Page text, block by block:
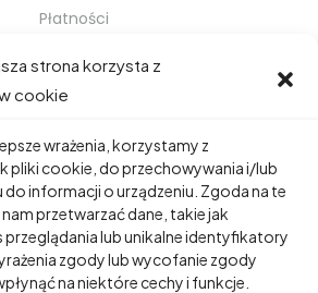
strona korzysta z
cookie
wrażenia, korzystamy z
pliki cookie, do przechowywania i/lub
informacji o urządzeniu. Zgoda na te
przetwarzać dane, takie jak
lub unikalne identyfikatory
zgody lub wycofanie zgody
na niektóre cechy i funkcje.
Płatności
TWOJE KONTO
Dane Osobowe
Zamówienia
Adresy